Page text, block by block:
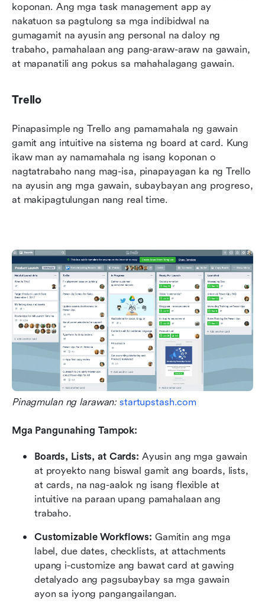
koponan. Ang mga task management app ay
nakatuon sa pagtulong sa mga indibidwal na
gumagamit na ayusin ang personal na daloy ng
trabaho, pamahalaan ang pang-araw-araw na gawain,
at mapanatili ang pokus sa mahahalagang gawain.
Trello
Pinapasimple ng Trello ang pamamahala ng gawain
gamit ang intuitive na sistema ng board at card. Kung
ikaw man ay namamahala ng isang koponan o
nagtatrabaho nang mag-isa, pinapayagan ka ng Trello
na ayusin ang mga gawain, subaybayan ang progreso,
at makipagtulungan nang real time.
Pinagmulan ng larawan: startupstash.com
Mga Pangunahing Tampok:
Boards, Lists, at Cards: Ayusin ang mga gawain
at proyekto nang biswal gamit ang boards, lists,
at cards, na nag-aalok ng isang flexible at
intuitive na paraan upang pamahalaan ang
trabaho.
Customizable Workflows: Gamitin ang mga
label, due dates, checklists, at attachments
upang i-customize ang bawat card at gawing
detalyado ang pagsubaybay sa mga gawain
ayon sa iyong pangangailangan.